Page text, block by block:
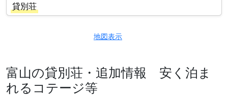
貸別荘
地図表示
富山の貸別荘・追加情報 安く泊ま
れるコテージ等